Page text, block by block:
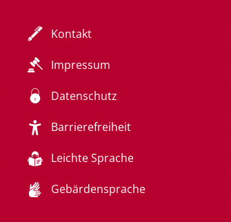
Kontakt
Impressum
Datenschutz
Barrierefreiheit
Leichte Sprache
Gebärdensprache